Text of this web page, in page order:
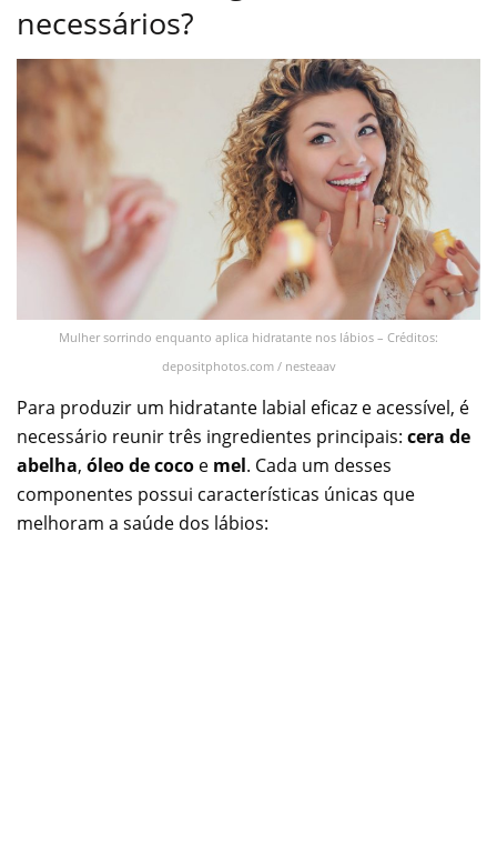
necessários?
Mulher sorrindo enquanto aplica hidratante nos lábios – Créditos:
depositphotos.com / nesteaav
Para produzir um hidratante labial eficaz e acessível, é
necessário reunir três ingredientes principais: cera de
abelha, óleo de coco e mel. Cada um desses
componentes possui características únicas que
melhoram a saúde dos lábios: